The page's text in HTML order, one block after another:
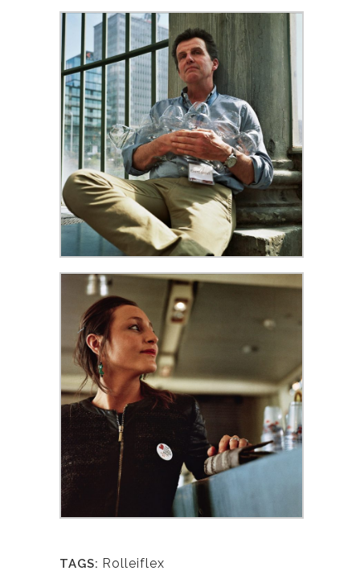
TAGS: Rolleiflex